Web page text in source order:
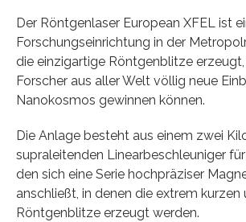
Der Röntgenlaser European XFEL ist
Forschungseinrichtung in der
die einzigartige Röntgenblitze
Forscher aus aller Welt völlig neue
Nanokosmos gewinnen können.
Die Anlage besteht aus einem zwei
supraleitenden Linearbeschleuniger
den sich eine Serie hochpräziser
anschließt, in denen die extrem kurzen
Röntgenblitze erzeugt werden.